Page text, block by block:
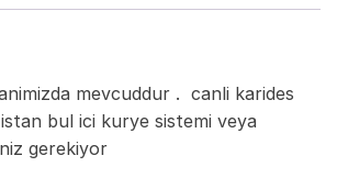
mevcuddur . canli karides
bul ici kurye sistemi veya
gerekiyor